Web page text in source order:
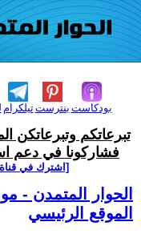
تيلكرامبنترست بودكاست
تبرعاتكم وتبرعاتكن
فشاركونا في دعم
[اشترك في
الحوار المتمدن -
الموقع الرئيسي